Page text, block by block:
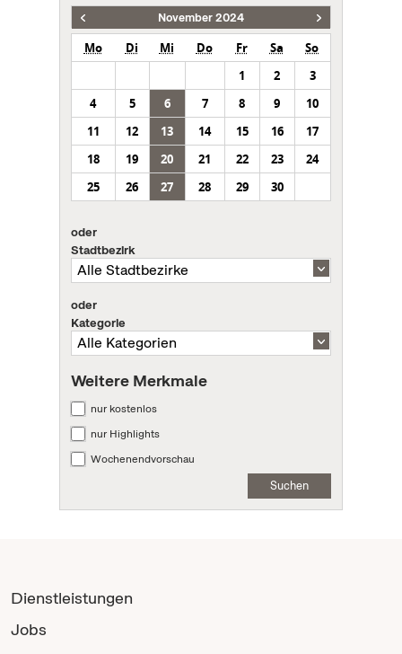
November 2024
Mo Di Mi Do Fr Sa
So
1
2
3
4
5 6 7 8 9
10
11
12 13 14 15 16
17
18
19 20 21 22 23
24
25
26 27 28 29 30
oder
Stadtbezirk
oder
Kategorie
Weitere Merkmale
nur kostenlos
nur Highlights
Wochenendvorschau
Suchen
Dienstleistungen
Jobs